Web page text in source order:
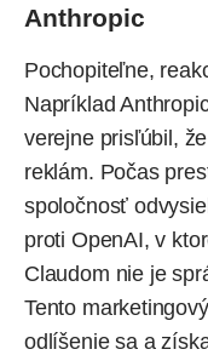
Anthropic
Pochopiteľne,
Napríklad
verejne prisľúbil,
reklám. Počas
spoločnosť
proti OpenAI, v
Claudom nie je
Tento
odlíšenie sa a